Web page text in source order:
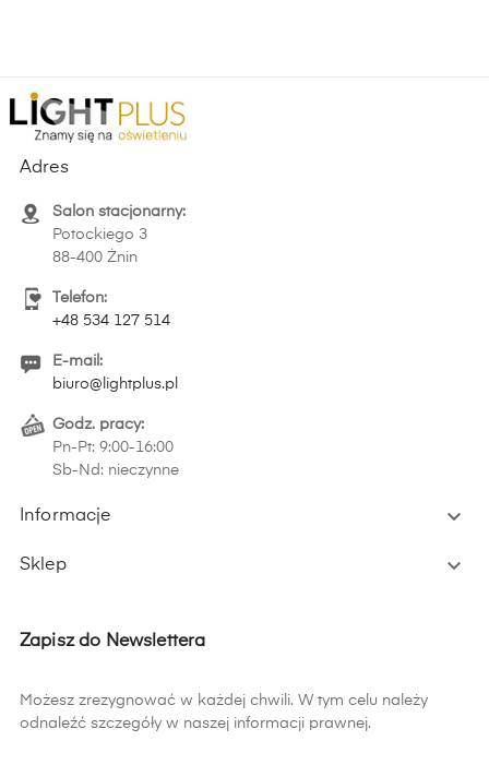
Adres
Salon stacjonarny:
Potockiego 3
88-400 Żnin
Telefon:
+48 534 127 514
E-mail:
biuro@lightplus.pl
Godz. pracy:
Pn-Pt: 9:00-16:00
Sb-Nd: nieczynne
Informacje 
Sklep 
Zapisz do Newslettera
Możesz zrezygnować w każdej chwili. W tym celu należy
odnaleźć szczegóły w naszej informacji prawnej.